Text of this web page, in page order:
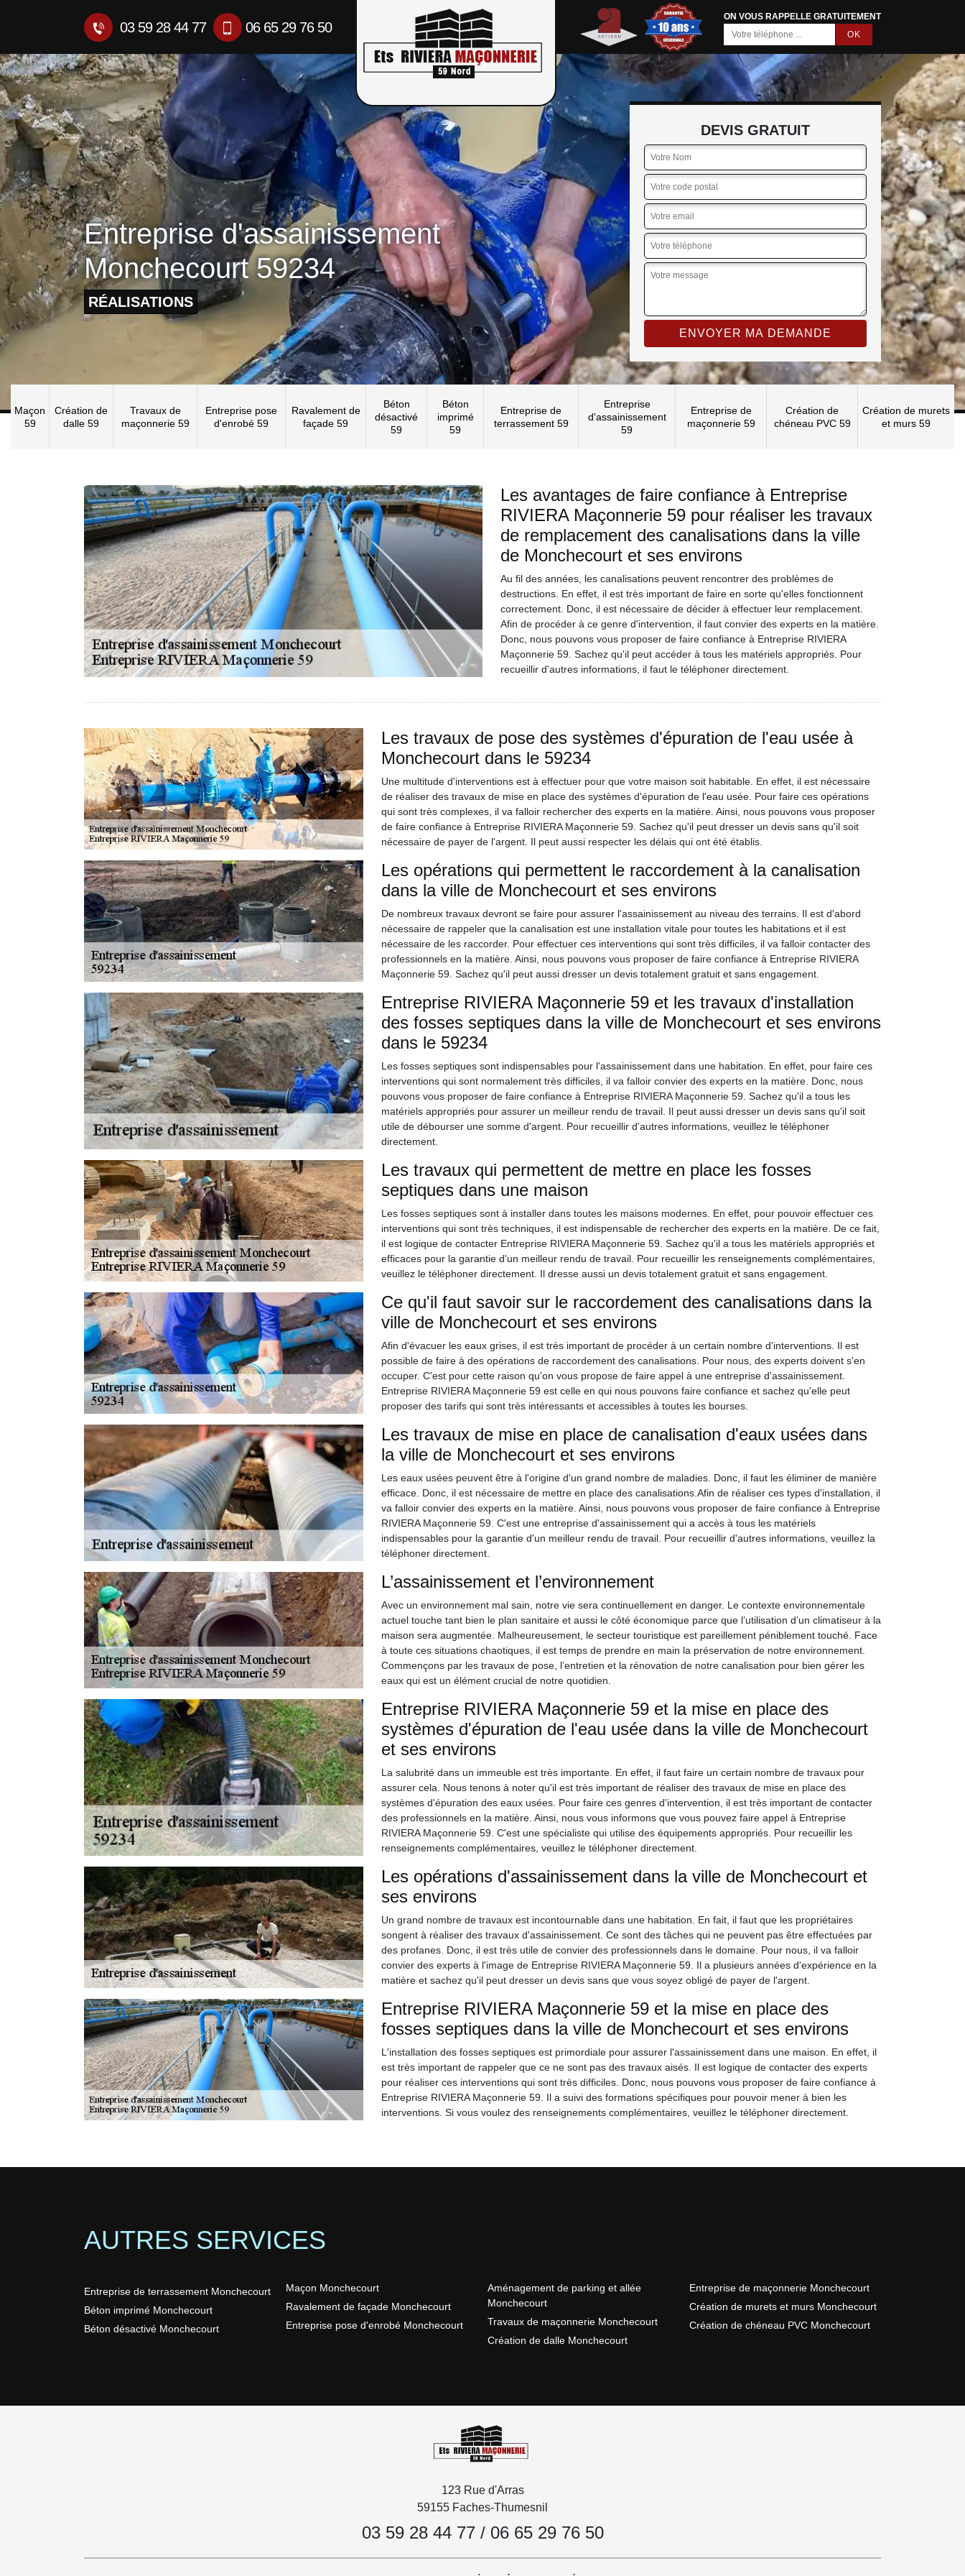
03 59 28 44 77 06 65 29 76 50
ON VOUS RAPPELLE GRATUITEMENT
Entreprise d'assainissement
Monchecourt 59234
RÉALISATIONS
DEVIS GRATUIT
Maçon
59
Création de
dalle 59
Travaux de
maçonnerie 59
Entreprise pose
d'enrobé 59
Ravalement de
façade 59
Béton
désactivé
59
Béton
imprimé
59
Entreprise de
terrassement 59
Entreprise
d'assainissement
59
Entreprise de
maçonnerie 59
Création de
chéneau PVC 59
Création de murets
et murs 59
Les avantages de faire confiance à Entreprise
RIVIERA Maçonnerie 59 pour réaliser les travaux
de remplacement des canalisations dans la ville
de Monchecourt et ses environs
Au fil des années, les canalisations peuvent rencontrer des problèmes de
destructions. En effet, il est très important de faire en sorte qu'elles fonctionnent
correctement. Donc, il est nécessaire de décider à effectuer leur remplacement.
Afin de procéder à ce genre d'intervention, il faut convier des experts en la matière.
Donc, nous pouvons vous proposer de faire confiance à Entreprise RIVIERA
Maçonnerie 59. Sachez qu'il peut accéder à tous les matériels appropriés. Pour
recueillir d'autres informations, il faut le téléphoner directement.
Les travaux de pose des systèmes d'épuration de l'eau usée à
Monchecourt dans le 59234
Une multitude d'interventions est à effectuer pour que votre maison soit habitable. En effet, il est nécessaire
de réaliser des travaux de mise en place des systèmes d'épuration de l'eau usée. Pour faire ces opérations
qui sont très complexes, il va falloir rechercher des experts en la matière. Ainsi, nous pouvons vous proposer
de faire confiance à Entreprise RIVIERA Maçonnerie 59. Sachez qu'il peut dresser un devis sans qu'il soit
nécessaire de payer de l'argent. Il peut aussi respecter les délais qui ont été établis.
Les opérations qui permettent le raccordement à la canalisation
dans la ville de Monchecourt et ses environs
De nombreux travaux devront se faire pour assurer l'assainissement au niveau des terrains. Il est d'abord
nécessaire de rappeler que la canalisation est une installation vitale pour toutes les habitations et il est
nécessaire de les raccorder. Pour effectuer ces interventions qui sont très difficiles, il va falloir contacter des
professionnels en la matière. Ainsi, nous pouvons vous proposer de faire confiance à Entreprise RIVIERA
Maçonnerie 59. Sachez qu'il peut aussi dresser un devis totalement gratuit et sans engagement.
Entreprise RIVIERA Maçonnerie 59 et les travaux d'installation
des fosses septiques dans la ville de Monchecourt et ses environs
dans le 59234
Les fosses septiques sont indispensables pour l'assainissement dans une habitation. En effet, pour faire ces
interventions qui sont normalement très difficiles, il va falloir convier des experts en la matière. Donc, nous
pouvons vous proposer de faire confiance à Entreprise RIVIERA Maçonnerie 59. Sachez qu'il a tous les
matériels appropriés pour assurer un meilleur rendu de travail. Il peut aussi dresser un devis sans qu'il soit
utile de débourser une somme d'argent. Pour recueillir d'autres informations, veuillez le téléphoner
directement.
Les travaux qui permettent de mettre en place les fosses
septiques dans une maison
Les fosses septiques sont à installer dans toutes les maisons modernes. En effet, pour pouvoir effectuer ces
interventions qui sont très techniques, il est indispensable de rechercher des experts en la matière. De ce fait,
il est logique de contacter Entreprise RIVIERA Maçonnerie 59. Sachez qu'il a tous les matériels appropriés et
efficaces pour la garantie d'un meilleur rendu de travail. Pour recueillir les renseignements complémentaires,
veuillez le téléphoner directement. Il dresse aussi un devis totalement gratuit et sans engagement.
Ce qu'il faut savoir sur le raccordement des canalisations dans la
ville de Monchecourt et ses environs
Afin d'évacuer les eaux grises, il est très important de procéder à un certain nombre d'interventions. Il est
possible de faire à des opérations de raccordement des canalisations. Pour nous, des experts doivent s'en
occuper. C'est pour cette raison qu'on vous propose de faire appel à une entreprise d'assainissement.
Entreprise RIVIERA Maçonnerie 59 est celle en qui nous pouvons faire confiance et sachez qu'elle peut
proposer des tarifs qui sont très intéressants et accessibles à toutes les bourses.
Les travaux de mise en place de canalisation d'eaux usées dans
la ville de Monchecourt et ses environs
Les eaux usées peuvent être à l'origine d'un grand nombre de maladies. Donc, il faut les éliminer de manière
efficace. Donc, il est nécessaire de mettre en place des canalisations.Afin de réaliser ces types d'installation, il
va falloir convier des experts en la matière. Ainsi, nous pouvons vous proposer de faire confiance à Entreprise
RIVIERA Maçonnerie 59. C'est une entreprise d'assainissement qui a accès à tous les matériels
indispensables pour la garantie d'un meilleur rendu de travail. Pour recueillir d'autres informations, veuillez la
téléphoner directement.
L’assainissement et l’environnement
Avec un environnement mal sain, notre vie sera continuellement en danger. Le contexte environnementale
actuel touche tant bien le plan sanitaire et aussi le côté économique parce que l’utilisation d’un climatiseur à la
maison sera augmentée. Malheureusement, le secteur touristique est pareillement péniblement touché. Face
à toute ces situations chaotiques, il est temps de prendre en main la préservation de notre environnement.
Commençons par les travaux de pose, l’entretien et la rénovation de notre canalisation pour bien gérer les
eaux qui est un élément crucial de notre quotidien.
Entreprise RIVIERA Maçonnerie 59 et la mise en place des
systèmes d'épuration de l'eau usée dans la ville de Monchecourt
et ses environs
La salubrité dans un immeuble est très importante. En effet, il faut faire un certain nombre de travaux pour
assurer cela. Nous tenons à noter qu'il est très important de réaliser des travaux de mise en place des
systèmes d'épuration des eaux usées. Pour faire ces genres d'intervention, il est très important de contacter
des professionnels en la matière. Ainsi, nous vous informons que vous pouvez faire appel à Entreprise
RIVIERA Maçonnerie 59. C'est une spécialiste qui utilise des équipements appropriés. Pour recueillir les
renseignements complémentaires, veuillez le téléphoner directement.
Les opérations d'assainissement dans la ville de Monchecourt et
ses environs
Un grand nombre de travaux est incontournable dans une habitation. En fait, il faut que les propriétaires
songent à réaliser des travaux d'assainissement. Ce sont des tâches qui ne peuvent pas être effectuées par
des profanes. Donc, il est très utile de convier des professionnels dans le domaine. Pour nous, il va falloir
convier des experts à l'image de Entreprise RIVIERA Maçonnerie 59. Il a plusieurs années d'expérience en la
matière et sachez qu'il peut dresser un devis sans que vous soyez obligé de payer de l'argent.
Entreprise RIVIERA Maçonnerie 59 et la mise en place des
fosses septiques dans la ville de Monchecourt et ses environs
L'installation des fosses septiques est primordiale pour assurer l'assainissement dans une maison. En effet, il
est très important de rappeler que ce ne sont pas des travaux aisés. Il est logique de contacter des experts
pour réaliser ces interventions qui sont très difficiles. Donc, nous pouvons vous proposer de faire confiance à
Entreprise RIVIERA Maçonnerie 59. Il a suivi des formations spécifiques pour pouvoir mener à bien les
interventions. Si vous voulez des renseignements complémentaires, veuillez le téléphoner directement.
AUTRES SERVICES
Entreprise de terrassement Monchecourt
Béton imprimé Monchecourt
Béton désactivé Monchecourt
Maçon Monchecourt
Ravalement de façade Monchecourt
Entreprise pose d'enrobé Monchecourt
Aménagement de parking et allée
Monchecourt
Travaux de maçonnerie Monchecourt
Création de dalle Monchecourt
Entreprise de maçonnerie Monchecourt
Création de murets et murs Monchecourt
Création de chéneau PVC Monchecourt
123 Rue d'Arras
59155 Faches-Thumesnil
03 59 28 44 77/ 06 65 29 76 50